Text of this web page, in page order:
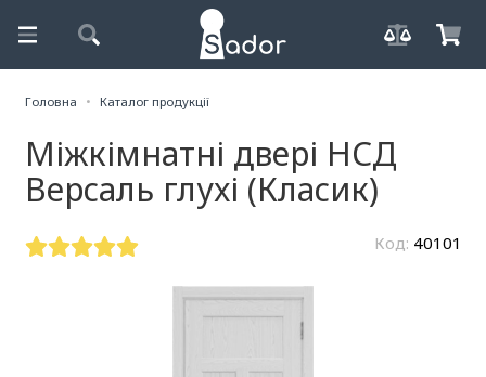
Головна Каталог продукції
Міжкімнатні двері НСД
Версаль глухі (Класик)
Код: 40101